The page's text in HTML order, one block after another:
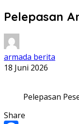
Pelepasan
armada berita
18 Juni 2026
Pelepasan
Share